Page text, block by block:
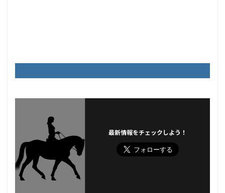
最新情報をチェックしよう！